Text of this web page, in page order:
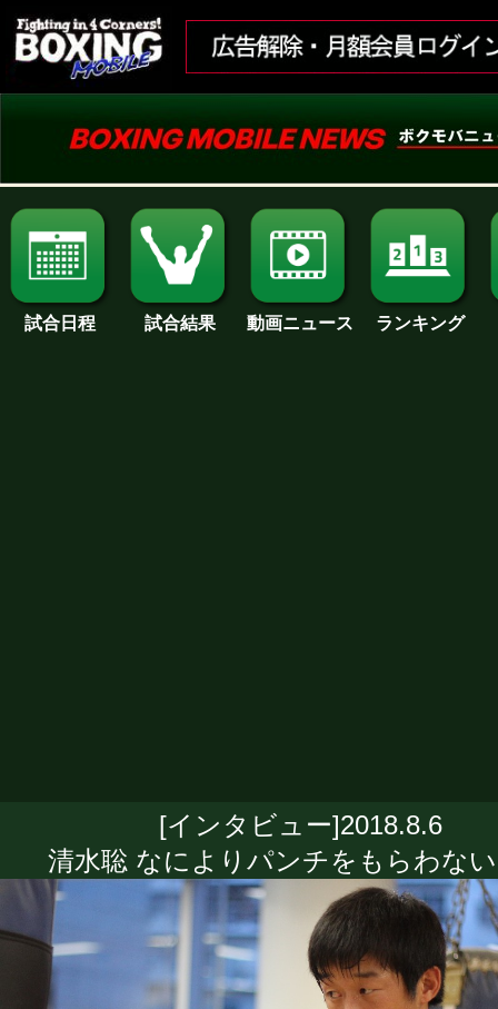
試合日程 試合結果 動画ニュース ランキング
[インタビュー]2018.8.6
清水聡 なによりパンチをもらわな